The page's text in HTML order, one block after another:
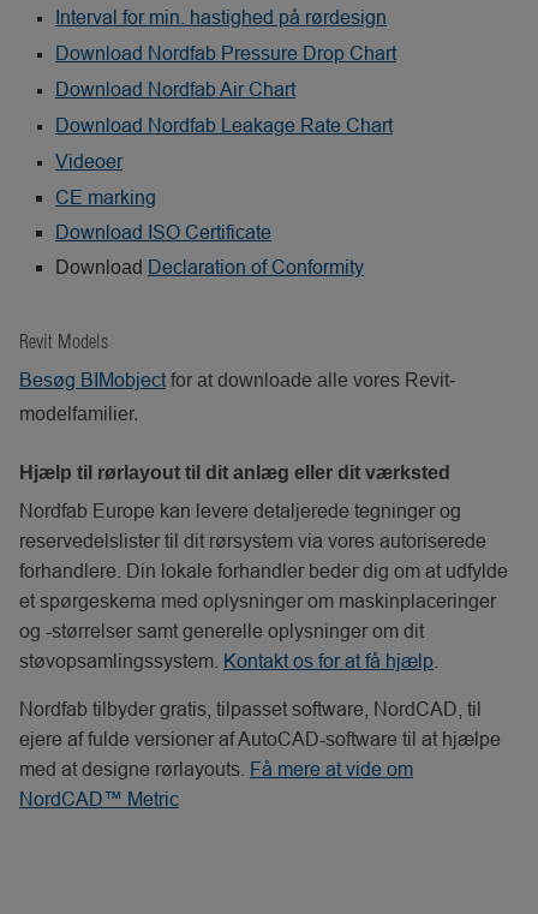
Interval for min. hastighed på rørdesign
Download Nordfab Pressure Drop Chart
Download Nordfab Air Chart
Download Nordfab Leakage Rate Chart
Videoer
CE marking
Download ISO Certificate
Download Declaration of Conformity
Revit Models
Besøg BIMobject for at downloade alle vores Revit-
modelfamilier.
Hjælp til rørlayout til dit anlæg eller dit værksted
Nordfab Europe kan levere detaljerede tegninger og
reservedelslister til dit rørsystem via vores autoriserede
forhandlere. Din lokale forhandler beder dig om at udfylde
et spørgeskema med oplysninger om maskinplaceringer
og -størrelser samt generelle oplysninger om dit
støvopsamlingssystem. Kontakt os for at få hjælp
Nordfab tilbyder gratis, tilpasset software, NordCAD, til
ejere af fulde versioner af AutoCAD-software til at hjælpe
med at designe rørlayouts. Få mere at vide om
NordCAD™ Metric